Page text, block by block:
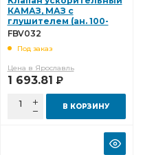
КАМАЗ, МАЗ с
глушителем (ан. 100-
3518010-10) FENOX
FBV032
Под заказ
Цена в Ярославль
1 693.81 Р
В КОРЗИНУ